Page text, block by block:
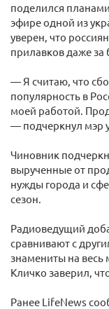
поделился
эфире одной из
уверен, что
прилавков даже за
— Я считаю, что
популярность в
моей работой.
— подчеркнул мэр
Чиновник
вырученные от
нужды города и
сезон.
Радиоведущий
сравнивают с
знамениты на
Кличко заверил,
Ранее LifeNews